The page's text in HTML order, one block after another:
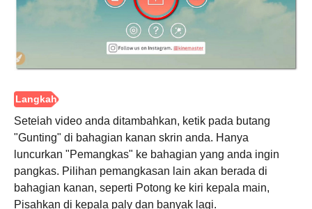
Setelah video anda ditambahkan, ketik pada butang
"Gunting" di bahagian kanan skrin anda. Hanya
luncurkan "Pemangkas" ke bahagian yang anda ingin
pangkas. Pilihan pemangkasan lain akan berada di
bahagian kanan, seperti Potong ke kiri kepala main,
Pisahkan di kepala paly dan banyak lagi.